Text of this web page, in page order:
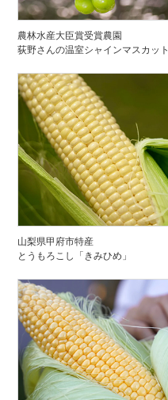
農林水産大臣賞受賞農園
荻野さんの温室シャインマスカット
山梨県甲府市特産
とうもろこし「きみひめ」